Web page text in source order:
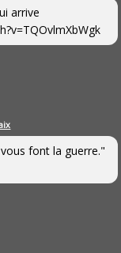
arrive
font la guerre."